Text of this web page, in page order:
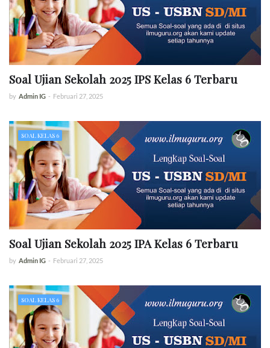
Soal Ujian Sekolah 2025 IPS Kelas 6 Terbaru
by Admin IG - Februari 27, 2025
SOAL KELAS 6
Soal Ujian Sekolah 2025 IPA Kelas 6 Terbaru
by Admin IG - Februari 27, 2025
SOAL KELAS 6